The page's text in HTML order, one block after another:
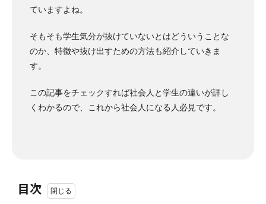
ていますよね。
そもそも学生気分が抜けていないとはどういうことな
のか、特徴や抜け出すための方法も紹介していきま
す。
この記事をチェックすれば社会人と学生の違いが詳し
くわかるので、これから社会人になる人必見です。
目次